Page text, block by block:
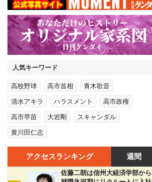
人気キーワード
高校野球 高市首相 青木歌音
清水アキラ ハラスメント 高市政権
高市早苗 大岩剛 スキャンダル
黄川田仁志
アクセスランキング 週間
佐藤二朗は信州大経済学部から